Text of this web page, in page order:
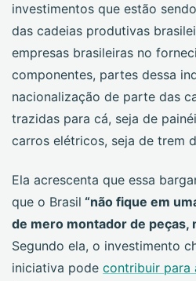
investimentos que estão
das cadeias produtivas
empresas brasileiras no
componentes, partes dessa
nacionalização de parte das
trazidas para cá, seja de
carros elétricos, seja de trem
Ela acrescenta que essa
que o Brasil “não fique em
de mero montador de peças,
Segundo ela, o investimento
iniciativa pode contribuir para